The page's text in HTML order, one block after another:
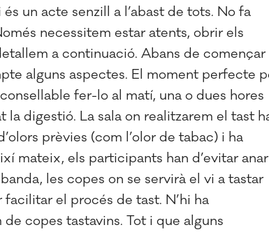
un acte senzill a l’abast de tots. No fa
necessitem estar atents, obrir els
a continuació. Abans de començar
alguns aspectes. El moment perfecte
fer-lo al matí, una o dues hores
la digestió. La sala on realitzarem el tast
prèvies (com l’olor de tabac) i ha
mateix, els participants han d’evitar anar
les copes on se servirà el vi a tastar
el procés de tast. N’hi ha
copes tastavins. Tot i que alguns